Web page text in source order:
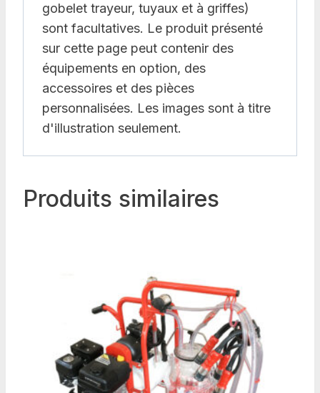
gobelet trayeur, tuyaux et à griffes)
sont facultatives. Le produit présenté
sur cette page peut contenir des
équipements en option, des
accessoires et des pièces
personnalisées. Les images sont à titre
d'illustration seulement.
Produits similaires